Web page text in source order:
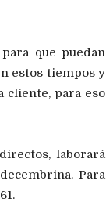
que puedan
estos tiempos y
cliente, para eso
laborará
Para